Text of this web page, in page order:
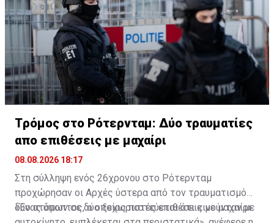
Tρόμος στο Ρότερνταμ: Δύο τραυματίες
απο επιθέσεις με μαχαίρι
08.08.2026 18:17
Στη σύλληψη ενός 26χρονου στο Ρότερνταμ
προχώρησαν οι Αρχές ύστερα από τον τραυματισμό
δύο ατόμων σε δύο ξεχωριστές επιθέσεις με μαχαίρι.
«Ένας ύποπτος, ο οποίος πιστεύεται ότι κινούνταν με